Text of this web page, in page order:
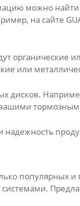
можно найти
на сайте
органические
или
дисков.
надежность
популярных